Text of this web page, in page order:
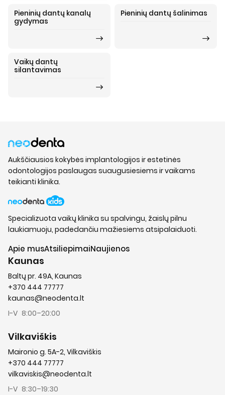
Pieninių dantų kanalų
gydymas
Pieninių dantų šalinimas
Vaikų dantų
silantavimas
Aukščiausios kokybės implantologijos ir estetinės
odontologijos paslaugas suaugusiesiems ir vaikams
teikianti klinika.
Specializuota vaikų klinika su spalvingu, žaislų pilnu
laukiamuoju, padedančiu mažiesiems atsipalaiduoti.
Apie musAtsiliepimaiNaujienos
Kaunas
Baltų pr. 49A, Kaunas
+370 444 77777
kaunas@neodenta.lt
I-V 8:00–20:00
Vilkaviškis
Maironio g. 5A-2, Vilkaviškis
+370 444 77777
vilkaviskis@neodenta.lt
I-V 8:30–19:30